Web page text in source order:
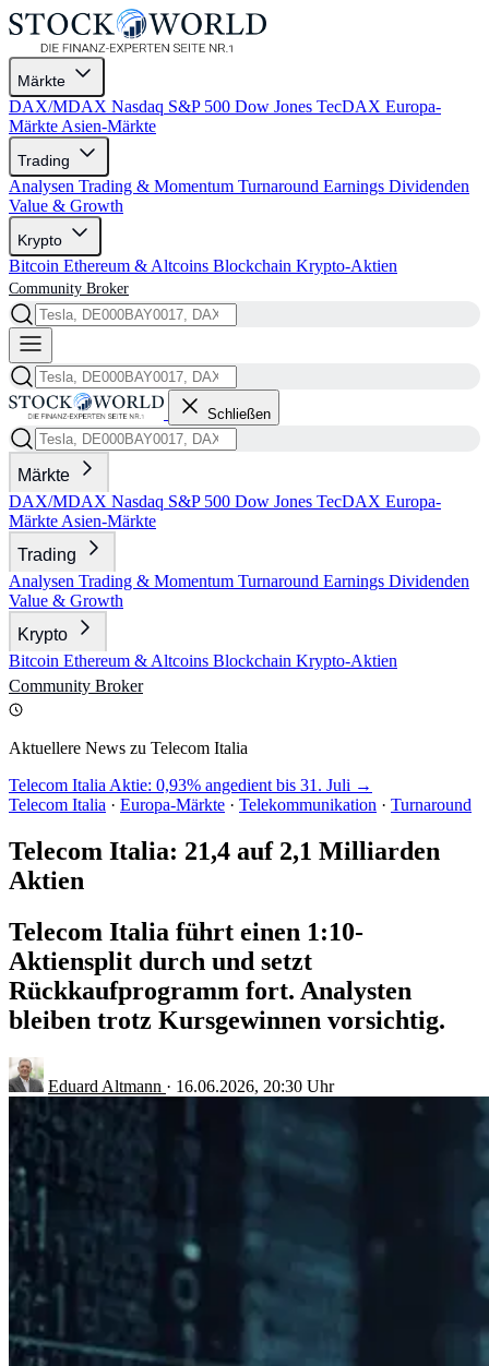
Märkte
DAX/MDAX Nasdaq S&P 500 Dow Jones TecDAX Europa-
Märkte Asien-Märkte
Trading
Analysen Trading & Momentum Turnaround Earnings Dividenden
Value & Growth
Krypto
Bitcoin Ethereum & Altcoins Blockchain Krypto-Aktien
Community Broker
Schließen
Märkte
DAX/MDAX Nasdaq S&P 500 Dow Jones TecDAX Europa-
Märkte Asien-Märkte
Trading
Analysen Trading & Momentum Turnaround Earnings Dividenden
Value & Growth
Krypto
Bitcoin Ethereum & Altcoins Blockchain Krypto-Aktien
Community Broker
Aktuellere News zu Telecom Italia
Telecom Italia Aktie: 0,93% angedient bis 31. Juli →
Telecom Italia · Europa-Märkte · Telekommunikation · Turnaround
Telecom Italia: 21,4 auf 2,1 Milliarden
Aktien
Telecom Italia führt einen 1:10-
Aktiensplit durch und setzt
Rückkaufprogramm fort. Analysten
bleiben trotz Kursgewinnen vorsichtig.
Eduard Altmann · 16.06.2026, 20:30 Uhr